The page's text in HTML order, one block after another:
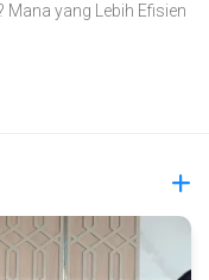
yang Lebih Efisien